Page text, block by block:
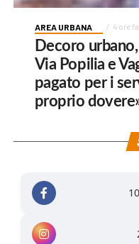
AREA URBANA 4 ore fa
Decoro
Via Popilia e
pagato per i
proprio